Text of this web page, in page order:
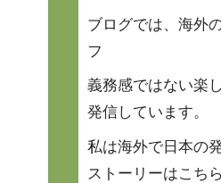
ブログでは、海外
フ
義務感ではない楽
発信しています。
私は海外で日本の
ストーリーはこち